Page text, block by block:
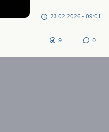
23.02.2026 - 09:01
9 0